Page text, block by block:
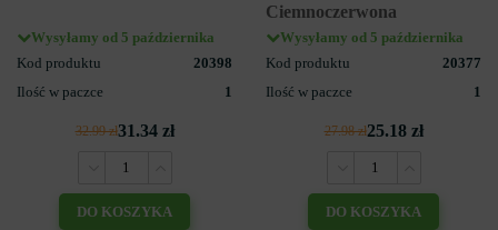
Wysyłamy od 5 października
Kod produktu
20398
Ilość w paczce
1
32.99 zł31.34 zł
DO KOSZYKA
Ciemnoczerwona
Wysyłamy od 5 października
Kod produktu
20377
Ilość w paczce
1
27.98 zł25.18 zł
DO KOSZYKA